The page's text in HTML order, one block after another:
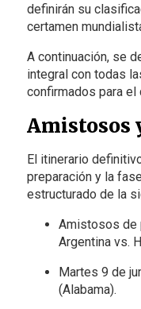
definirán su
certamen
A continuación, se
integral con todas
confirmados para el
Amistosos
El itinerario
preparación y la
estructurado de la
Amistosos de
Argentina vs.
Martes 9 de
(Alabama).